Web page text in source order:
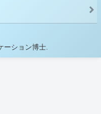
ション博士.